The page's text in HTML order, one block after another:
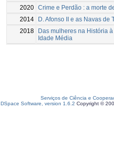
2020 Crime e Perdão : a morte
2014
D. Afonso II e as Navas de
2018
Das mulheres na História
Idade Média
Serviços de Ciência e
DSpace Software, version 1.6.2 Copyright ©